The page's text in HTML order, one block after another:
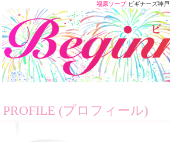
福原ソープ ビギナーズ神戸
PROFILE (プロフィール)